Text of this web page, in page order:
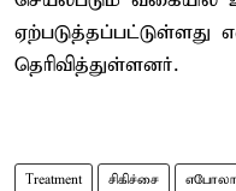
ஏற்படுத்தப்பட்டுள்ளது
தெரிவித்துள்ளனர்.
Treatment சிகிச்சை